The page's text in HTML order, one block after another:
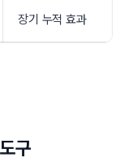
장기 누적 효과
구